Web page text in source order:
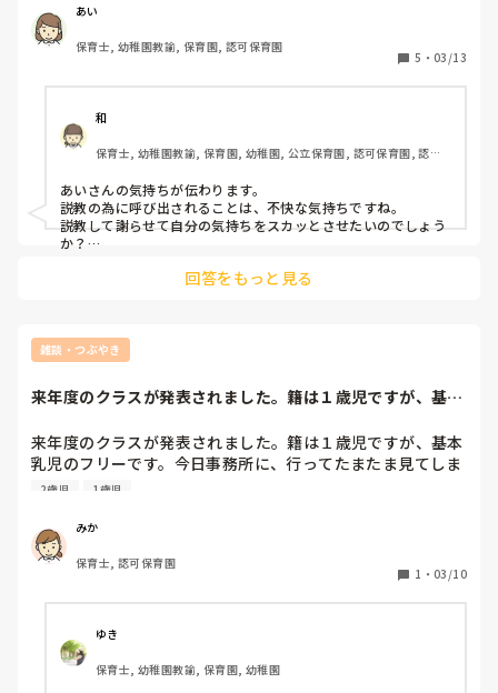
あい
保育士, 幼稚園教諭, 保育園, 認可保育園
5 ・ 03/13
和
保育士, 幼稚園教諭, 保育園, 幼稚園, 公立保育園, 認可保育園, 認
学童保育, 放課後等デイサービス, 事業所内保育, 病院内保育, 託児
所, 児童施設, 児童養護施設, 児童発達支援施設, 乳児院, その他の職
場, 小規模認可保育園
あいさんの気持ちが伝わります。
説教の為に呼び出されることは、不快な気持ちですね。
説教して謝らせて自分の気持ちをスカッとさせたいのでしょう
か？
為に話しているのでしょうか？
負の重たい空気が流れて生産性が落ちます。説教より、相手の
未来の可能性を信じて褒めて伸ばす方法がグンと生産性とモチ
ベーションが上がります。
失敗したから、次はもっと良くなる。
この積み重ねで成長していきます。
だからこそ、暖かく見守る事が必要です。イチイチ人の失敗に
口出ししている人は、成長する人のやる気を奪って邪魔をして
失敗した事ない人はいません。
自分も失敗して成長しているんだから、人に失敗するなた言え
分の気持ちを緩めると楽になりますよ。
何を言われても落ち込まず、笑顔で吹き飛ばす。これに限りま
すね！笑笑
回答をもっと見る
雑談・つぶやき
来年度のクラスが発表されました。籍は１歳児ですが、基本
来年度のクラスが発表されました。籍は１歳児ですが、基本
乳児のフリーです。今日事務所に、行ってたまたま見てしま
ったのですが、新入園児用の手紙で担任紹介が書いてありま
ていなかったです。
なんか凄い悲しかったです。自分で体調面を考え、フリーを
選んだのですが、なんか仲間外れにされているような感じが
とっても、あります。そして、１歳児クラスにはやや強い先
生がいて、何かしら文句つけられて、そんな中で保育して
も、その先生の目ばかり気になってしまい、息苦しいと想像
できます。1年無事にやり遂げられるか不安です。
2歳児 1歳児
みか
保育士, 認可保育園
1 ・ 03/10
ゆき
保育士, 幼稚園教諭, 保育園, 幼稚園